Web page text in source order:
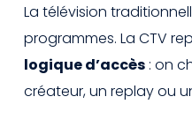
La télévision
programmes. La CTV
logique d’accès : on
créateur, un replay ou